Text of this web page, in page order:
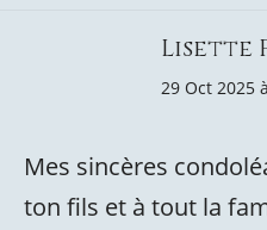
Lisette
29 Oct 2025
Mes sincères
ton fils et à tout la